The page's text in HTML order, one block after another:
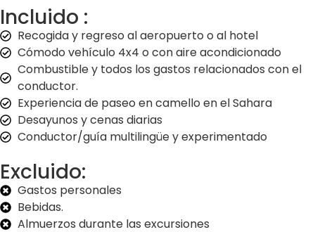
Incluido :
Recogida y regreso al aeropuerto o al hotel
Cómodo vehículo 4x4 o con aire acondicionado
Combustible y todos los gastos relacionados con el
conductor.
Experiencia de paseo en camello en el Sahara
Desayunos y cenas diarias
Conductor/guía multilingüe y experimentado
Excluido:
Gastos personales
Bebidas.
Almuerzos durante las excursiones